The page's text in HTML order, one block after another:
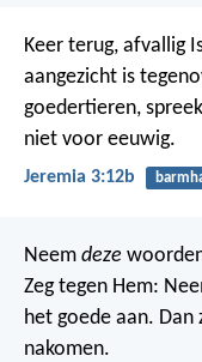
Keer terug, afvallig
aangezicht is
goedertieren,
niet voor eeuwig.
Jeremia 3:12b
Neem deze
Zeg tegen Hem:
het goede aan. Dan
nakomen.